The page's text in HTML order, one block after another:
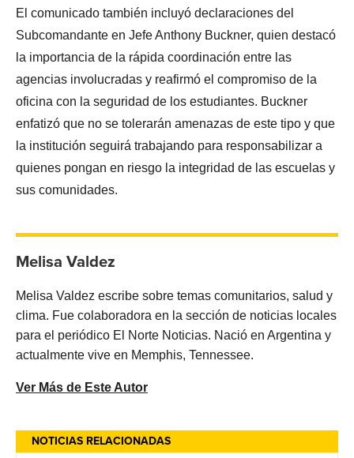
NOTICIAS RELACIONADAS
El comunicado también incluyó declaraciones del
Subcomandante en Jefe Anthony Buckner, quien destacó
la importancia de la rápida coordinación entre las
agencias involucradas y reafirmó el compromiso de la
oficina con la seguridad de los estudiantes. Buckner
enfatizó que no se tolerarán amenazas de este tipo y que
la institución seguirá trabajando para responsabilizar a
quienes pongan en riesgo la integridad de las escuelas y
sus comunidades.
Melisa Valdez
Melisa Valdez escribe sobre temas comunitarios, salud y
clima. Fue colaboradora en la sección de noticias locales
para el periódico El Norte Noticias. Nació en Argentina y
actualmente vive en Memphis, Tennessee.
Ver Más de Este Autor